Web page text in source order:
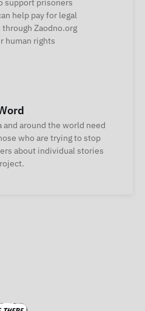
support prisoners
help pay for legal
Zaodno.org
human rights
and around the world need
who are trying to stop
about individual stories